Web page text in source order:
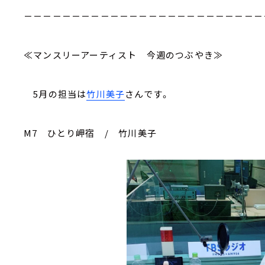
－－－－－－－－－－－－－－－－－－－－－－－－
≪マンスリーアーティスト 今週のつぶやき≫
5月の担当は竹川美子さんです。
M7 ひとり岬宿 / 竹川美子